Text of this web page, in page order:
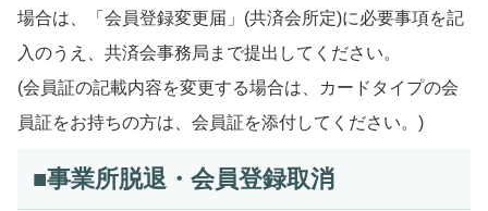
場合は、「会員登録変更届」(共済会所定)に必要事項を記
入のうえ、共済会事務局まで提出してください。
(会員証の記載内容を変更する場合は、カードタイプの会
員証をお持ちの方は、会員証を添付してください。)
■事業所脱退・会員登録取消